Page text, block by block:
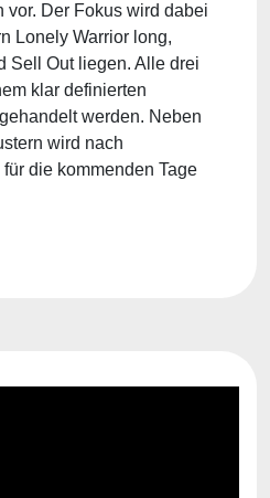
vor. Der Fokus wird dabei
Lonely Warrior long,
Sell Out liegen. Alle drei
klar definierten
werden. Neben
wird nach
die kommenden Tage